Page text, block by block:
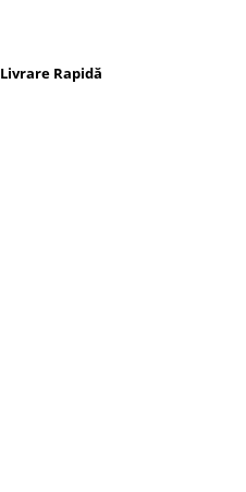
Livrare Rapidă